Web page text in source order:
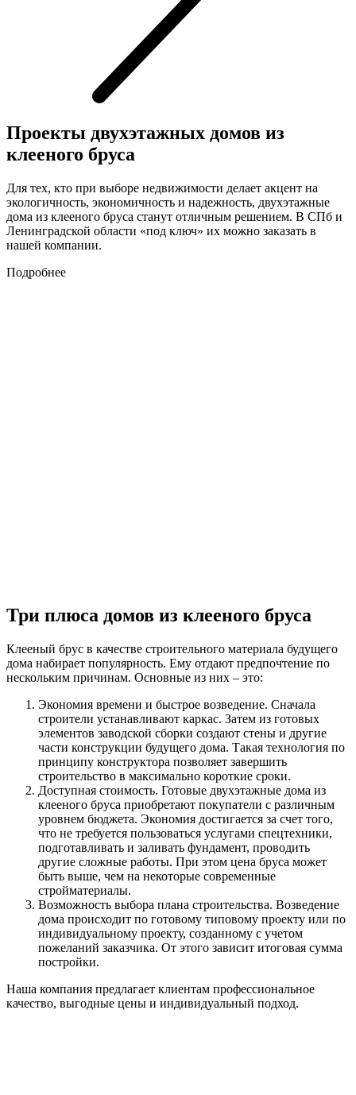
Проекты двухэтажных домов из
клееного бруса
Для тех, кто при выборе недвижимости делает акцент на
экологичность, экономичность и надежность, двухэтажные
дома из клееного бруса станут отличным решением. В СПб и
Ленинградской области «под ключ» их можно заказать в
нашей компании.
Подробнее
Три плюса домов из клееного бруса
Клееный брус в качестве строительного материала будущего
дома набирает популярность. Ему отдают предпочтение по
нескольким причинам. Основные из них – это:
Экономия времени и быстрое возведение. Сначала
строители устанавливают каркас. Затем из готовых
элементов заводской сборки создают стены и другие
части конструкции будущего дома. Такая технология по
принципу конструктора позволяет завершить
строительство в максимально короткие сроки.
Доступная стоимость. Готовые двухэтажные дома из
клееного бруса приобретают покупатели с различным
уровнем бюджета. Экономия достигается за счет того,
что не требуется пользоваться услугами спецтехники,
подготавливать и заливать фундамент, проводить
другие сложные работы. При этом цена бруса может
быть выше, чем на некоторые современные
стройматериалы.
Возможность выбора плана строительства. Возведение
дома происходит по готовому типовому проекту или по
индивидуальному проекту, созданному с учетом
пожеланий заказчика. От этого зависит итоговая сумма
постройки.
Наша компания предлагает клиентам профессиональное
качество, выгодные цены и индивидуальный подход.